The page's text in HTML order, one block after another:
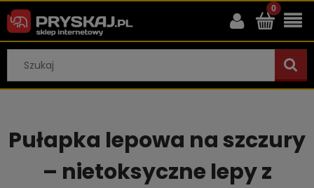
Pułapka lepowa na szczury
– nietoksyczne lepy z